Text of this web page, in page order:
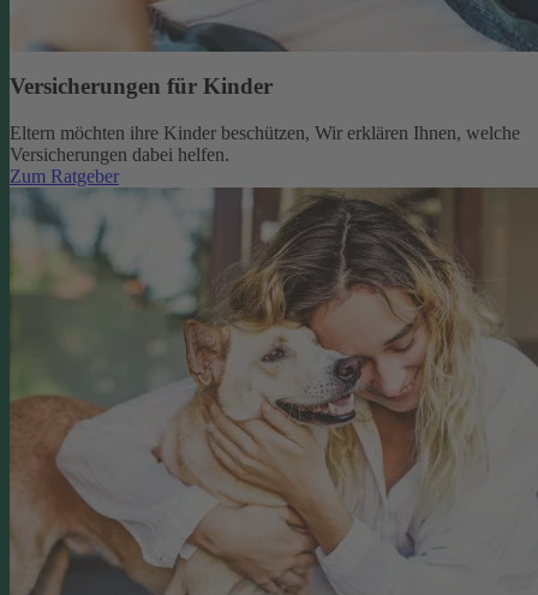
Versicherungen für Kinder
Eltern möchten ihre Kinder beschützen, Wir erklären Ihnen, welche
Versicherungen dabei helfen.
Zum Ratgeber